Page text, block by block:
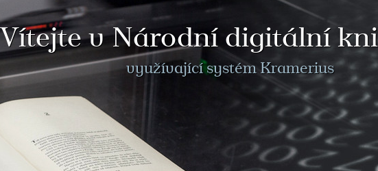
Vítejte v Národní digitální
využívající systém Kramerius